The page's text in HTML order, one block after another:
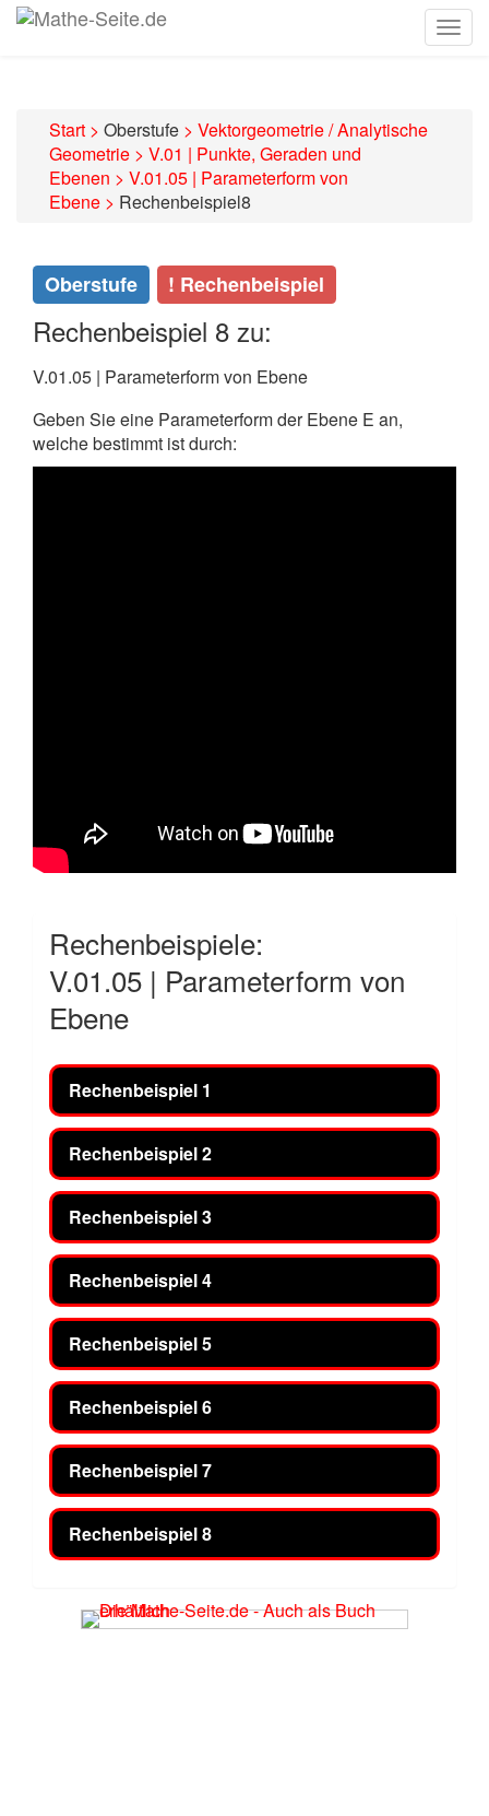
Start > Oberstufe > Vektorgeometrie / Analytische
Geometrie > V.01 | Punkte, Geraden und
Ebenen > V.01.05 | Parameterform von
Ebene > Rechenbeispiel8
Oberstufe ! Rechenbeispiel
Rechenbeispiel 8 zu:
V.01.05 | Parameterform von Ebene
Geben Sie eine Parameterform der Ebene E an,
welche bestimmt ist durch:
Rechenbeispiele:
V.01.05 | Parameterform von
Ebene
Rechenbeispiel 1
Rechenbeispiel 2
Rechenbeispiel 3
Rechenbeispiel 4
Rechenbeispiel 5
Rechenbeispiel 6
Rechenbeispiel 7
Rechenbeispiel 8